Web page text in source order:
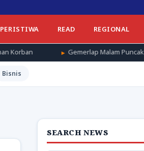
PERISTIWA READ REGIONAL
Gemerlap Malam Puncak detiktimur Awards
Bisnis
SEARCH NEWS